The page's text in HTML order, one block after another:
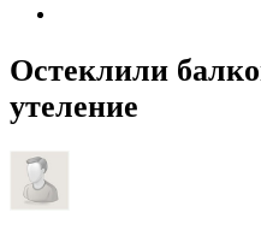
Остеклили
утеление